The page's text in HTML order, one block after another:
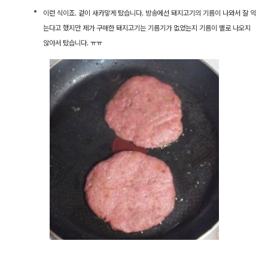
이런 식이죠. 겉이 새카맣게 탔습니다. 방송에선 돼지고기의 기름이 나와서 잘 익
는다고 했지만 제가 구매한 돼지고기는 기름기가 없었는지 기름이 별로 나오지
않아서 탔습니다. ㅠㅠ